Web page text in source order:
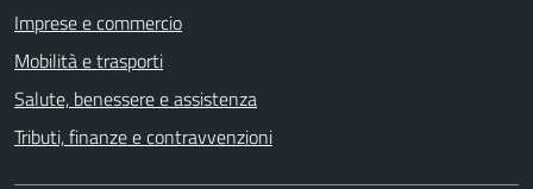
Imprese e commercio
Mobilità e trasporti
Salute, benessere e assistenza
Tributi, finanze e contravvenzioni